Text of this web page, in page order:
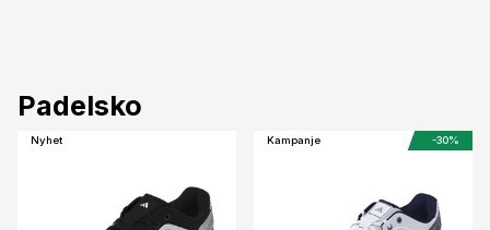
Padelsko
Nyhet Kampanje -30%